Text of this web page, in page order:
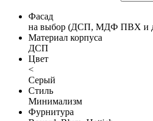
Фасад
на выбор (ДСП, МДФ ПВХ и
Материал корпуса
ДСП
Цвет
<
Серый
Стиль
Минимализм
Фурнитура